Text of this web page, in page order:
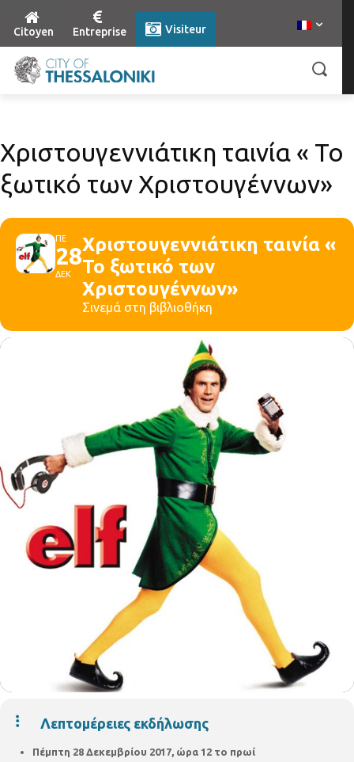
Citoyen Entreprise Visiteur
Χριστουγεννιάτικη ταινία « Το
ξωτικό των Χριστουγέννων»
ΠΕ
28
ΔΕΚ
Χριστουγεννιάτικη ταινία «
Το ξωτικό των
Χριστουγέννων»
Σινεμά στη βιβλιοθήκη
Λεπτομέρειες εκδήλωσης
Πέμπτη 28 Δεκεμβρίου 2017, ώρα 12 το πρωί